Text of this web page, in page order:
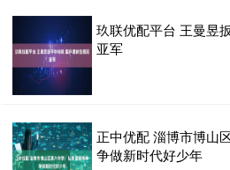
玖联优配平台 王曼昱
亚军
正中优配 淄博市博山
争做新时代好少年